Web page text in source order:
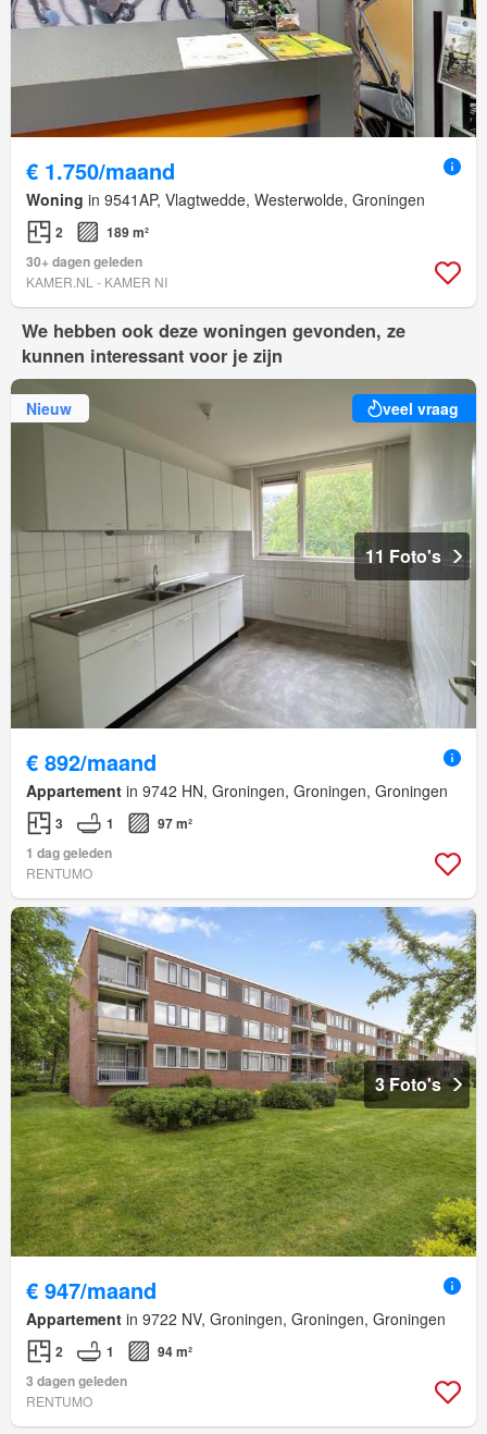
€ 1.750/maand
Woning in 9541AP, Vlagtwedde, Westerwolde, Groningen
2
189 m²
30+ dagen geleden
KAMER.NL - KAMER NI
We hebben ook deze woningen gevonden, ze
kunnen interessant voor je zijn
Nieuw veel vraag
11 Foto's
€ 892/maand
Appartement in 9742 HN, Groningen, Groningen, Groningen
3 1
97 m²
1 dag geleden
RENTUMO
3 Foto's
€ 947/maand
Appartement in 9722 NV, Groningen, Groningen, Groningen
2 1
94 m²
3 dagen geleden
RENTUMO